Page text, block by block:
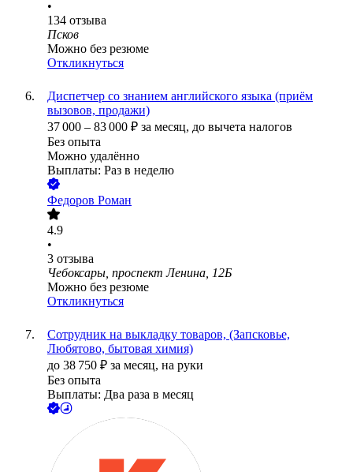
•
134 отзыва
Псков
Можно без резюме
Откликнуться
Диспетчер со знанием английского языка (приём
вызовов, продажи)
37 000 – 83 000 ₽ за месяц, до вычета налогов
Без опыта
Можно удалённо
Выплаты: Раз в неделю
Федоров Роман
4.9
•
3 отзыва
Чебоксары, проспект Ленина, 12Б
Можно без резюме
Откликнуться
Сотрудник на выкладку товаров, (Запсковье,
Любятово, бытовая химия)
до 38 750 ₽ за месяц, на руки
Без опыта
Выплаты: Два раза в месяц